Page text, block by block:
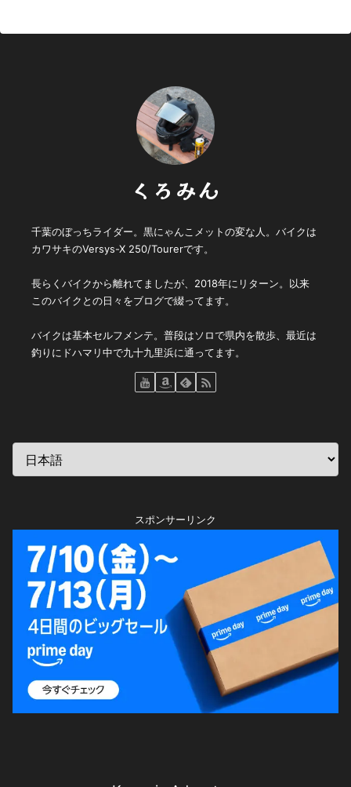
くろみん
千葉のぼっちライダー。黒にゃんこメットの変な人。バイクは
カワサキのVersys-X 250/Tourerです。
長らくバイクから離れてましたが、2018年にリターン。以来
このバイクとの日々をブログで綴ってます。
バイクは基本セルフメンテ。普段はソロで県内を散歩、最近は
釣りにドハマリ中で九十九里浜に通ってます。
スポンサーリンク